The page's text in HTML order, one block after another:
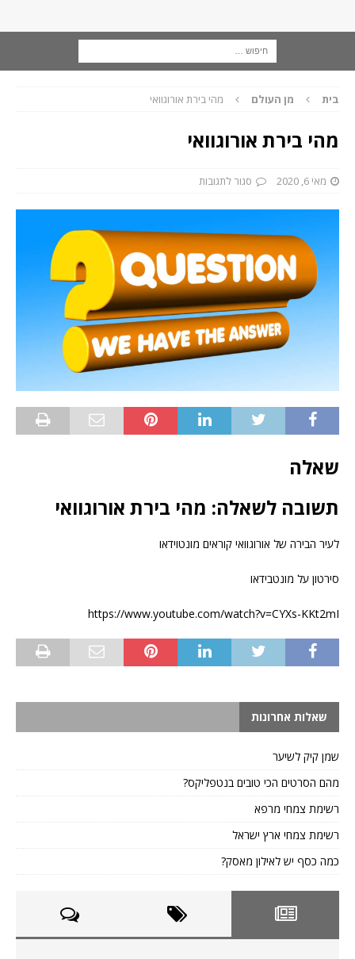
בית מן העולם מהי בירת אורוגוואי
מהי בירת אורוגוואי
מאי 6, 2020 סגור לתגובות
שאלה
תשובה לשאלה: מהי בירת אורוגוואי
לעיר הבירה של אורוגוואי קוראים מונטוידאו
סירטון על מונטבידאו
https://www.youtube.com/watch?v=CYXs-KKt2mI
שאלות אחרונות
שמן קיק לשיער
מהם הסרטים הכי טובים בנטפליקס?
רשימת צמחי מרפא
רשימת צמחי ארץ ישראל
כמה כסף יש לאילון מאסק?